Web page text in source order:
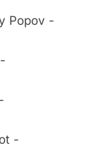
Popov -
-